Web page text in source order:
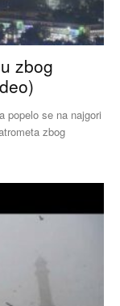
zbog
popelo se na najgori
zbog